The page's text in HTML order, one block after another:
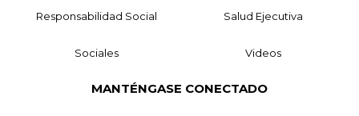
Responsabilidad Social Salud Ejecutiva
Sociales Videos
MANTÉNGASE CONECTADO